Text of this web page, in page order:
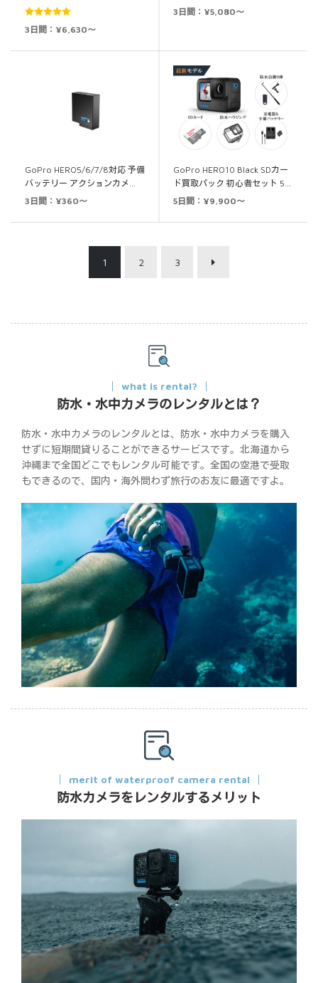
5段階中
3日間：¥6,630～
3日間：¥5,080～
GoPro HERO5/6/7/8対応 予備
バッテリー アクションカメ…
3日間：¥360～
GoPro HERO10 Black SDカー
ド買取パック 初心者セット 5…
5日間：¥9,900～
1 2 3
what is rental?
防水・水中カメラのレンタルとは？
防水・水中カメラのレンタルとは、防水・水中カメラを購入
せずに短期間貸りることができるサービスです。北海道から
沖縄まで全国どこでもレンタル可能です。全国の空港で受取
もできるので、国内・海外問わず旅行のお友に最適ですよ。
merit of waterproof camera rental
防水カメラをレンタルするメリット